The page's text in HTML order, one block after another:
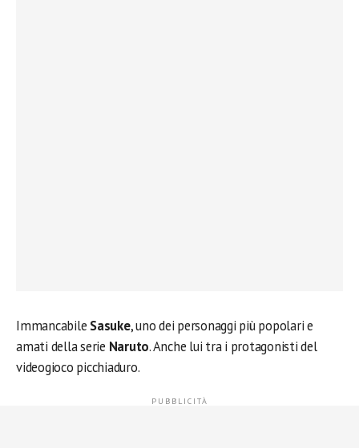
Immancabile Sasuke, uno dei personaggi più popolari e
amati della serie Naruto. Anche lui tra i protagonisti del
videogioco picchiaduro.